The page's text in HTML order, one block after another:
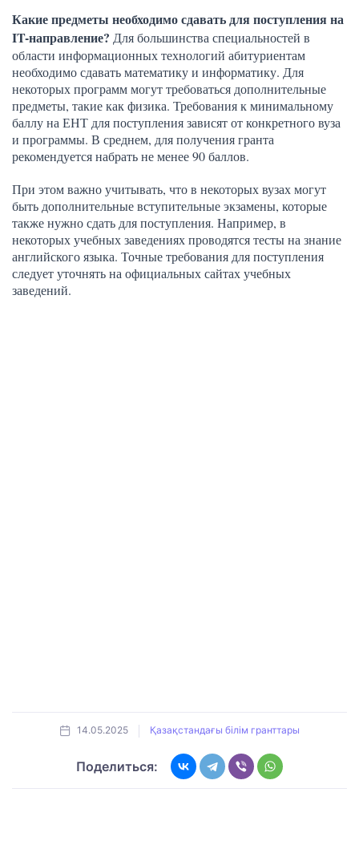
Какие предметы необходимо сдавать для поступления на
IT-направление? Для большинства специальностей в
области информационных технологий абитуриентам
необходимо сдавать математику и информатику. Для
некоторых программ могут требоваться дополнительные
предметы, такие как физика. Требования к минимальному
баллу на ЕНТ для поступления зависят от конкретного вуза
и программы. В среднем, для получения гранта
рекомендуется набрать не менее 90 баллов.
При этом важно учитывать, что в некоторых вузах могут
быть дополнительные вступительные экзамены, которые
также нужно сдать для поступления. Например, в
некоторых учебных заведениях проводятся тесты на знание
английского языка. Точные требования для поступления
следует уточнять на официальных сайтах учебных
заведений.
14.05.2025 Қазақстандағы білім гранттары
Поделиться: